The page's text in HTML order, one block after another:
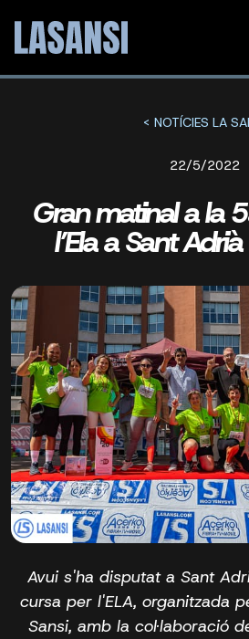
< NOTÍCIES LA
22/5/2022
Gran matinal a la
l’Ela a Sant
Avui s'ha disputat a Sant
cursa per l'ELA, organitzada
Sansi, amb la col·laboració